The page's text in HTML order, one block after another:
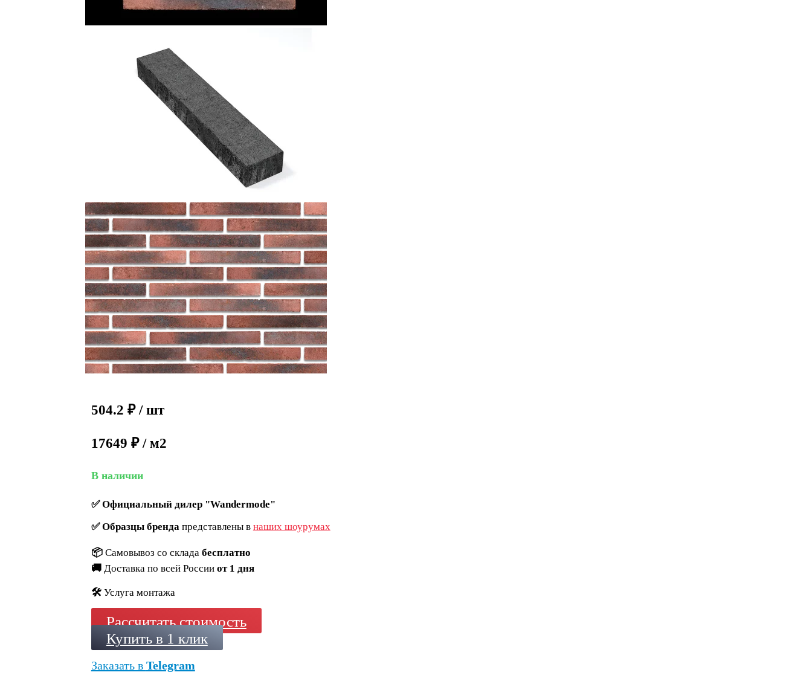
504.2 ₽ / шт
17649 ₽ / м2
В наличии
✅Официальный дилер "Wandermode"
✅Образцы брендапредставлены в наших шоурумах
📦 Самовывоз со склада бесплатно
🚚 Доставка по всей России от 1 дня
🛠️ Услуга монтажа
Рассчитать стоимость
Купить в 1 клик
Заказать в Telegram